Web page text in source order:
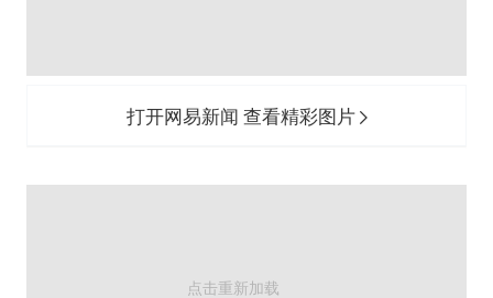
打开网易新闻 查看精彩图片